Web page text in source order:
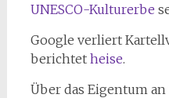
UNESCO-Kulturerbe
Google verliert
berichtet heise.
Über das Eigentum